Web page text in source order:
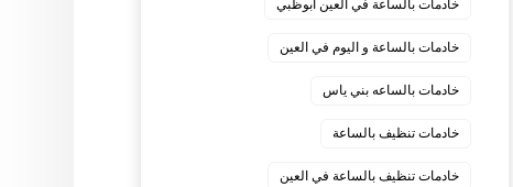
خادمات بالساعة في العين ابوظبي
خادمات بالساعة و اليوم في العين
خادمات بالساعه بني ياس
خادمات تنظيف بالساعة
خادمات تنظيف بالساعة في العين